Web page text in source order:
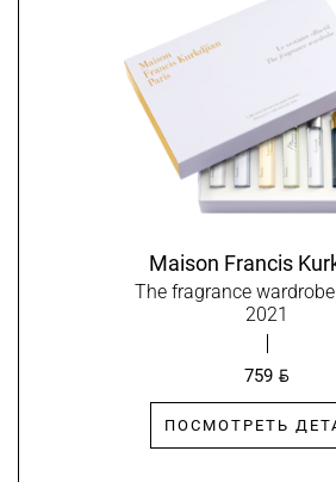
Maison Francis
The fragrance
2021
759 BYN
ПОСМОТРЕТЬ